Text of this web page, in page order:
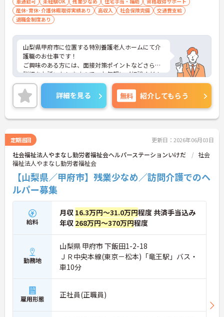
・記録票の提出やシフト確認をすべてスマートフォ
ンで行えるため、手書きの書類作成や事業所への移
・定期的な面談を通じて上司がフォローする体制が
あり、訪問介護でありながら孤立することなくチー
ムの支援を受けながら業務に取り組めます
産休･育休･介護休暇取得実績あり
高収入 社会保険完備
交通費支給
退職金制度あり
山梨県甲府市に位置する特別養護老人ホームにて介
護職のお仕事です！
ご興味のある方には、面接対策ポイントなどさらに
詳細をお話いたしますので、お気軽にご相談くださ
い。
詳細を見る 無料 紹介してもらう
定期巡回 更新日：2026年06月03日
社会福祉法人やまなし勤労者福祉会ヘルパーステーションいけだ
社会
福祉法人やまなし勤労者福祉会
【山梨県／甲府市】残業少なめ／訪問介護でのヘ
ルパー募集
給料
月収 16.3万円～31.0万円程度 共済手当込み
年収 268万円～370万円程度
勤務地
山梨県 甲府市 下飯田1-2-18
ＪＲ中央本線(東京－松本)「竜王駅」バス・
車10分
雇用形態 正社員(正職員)